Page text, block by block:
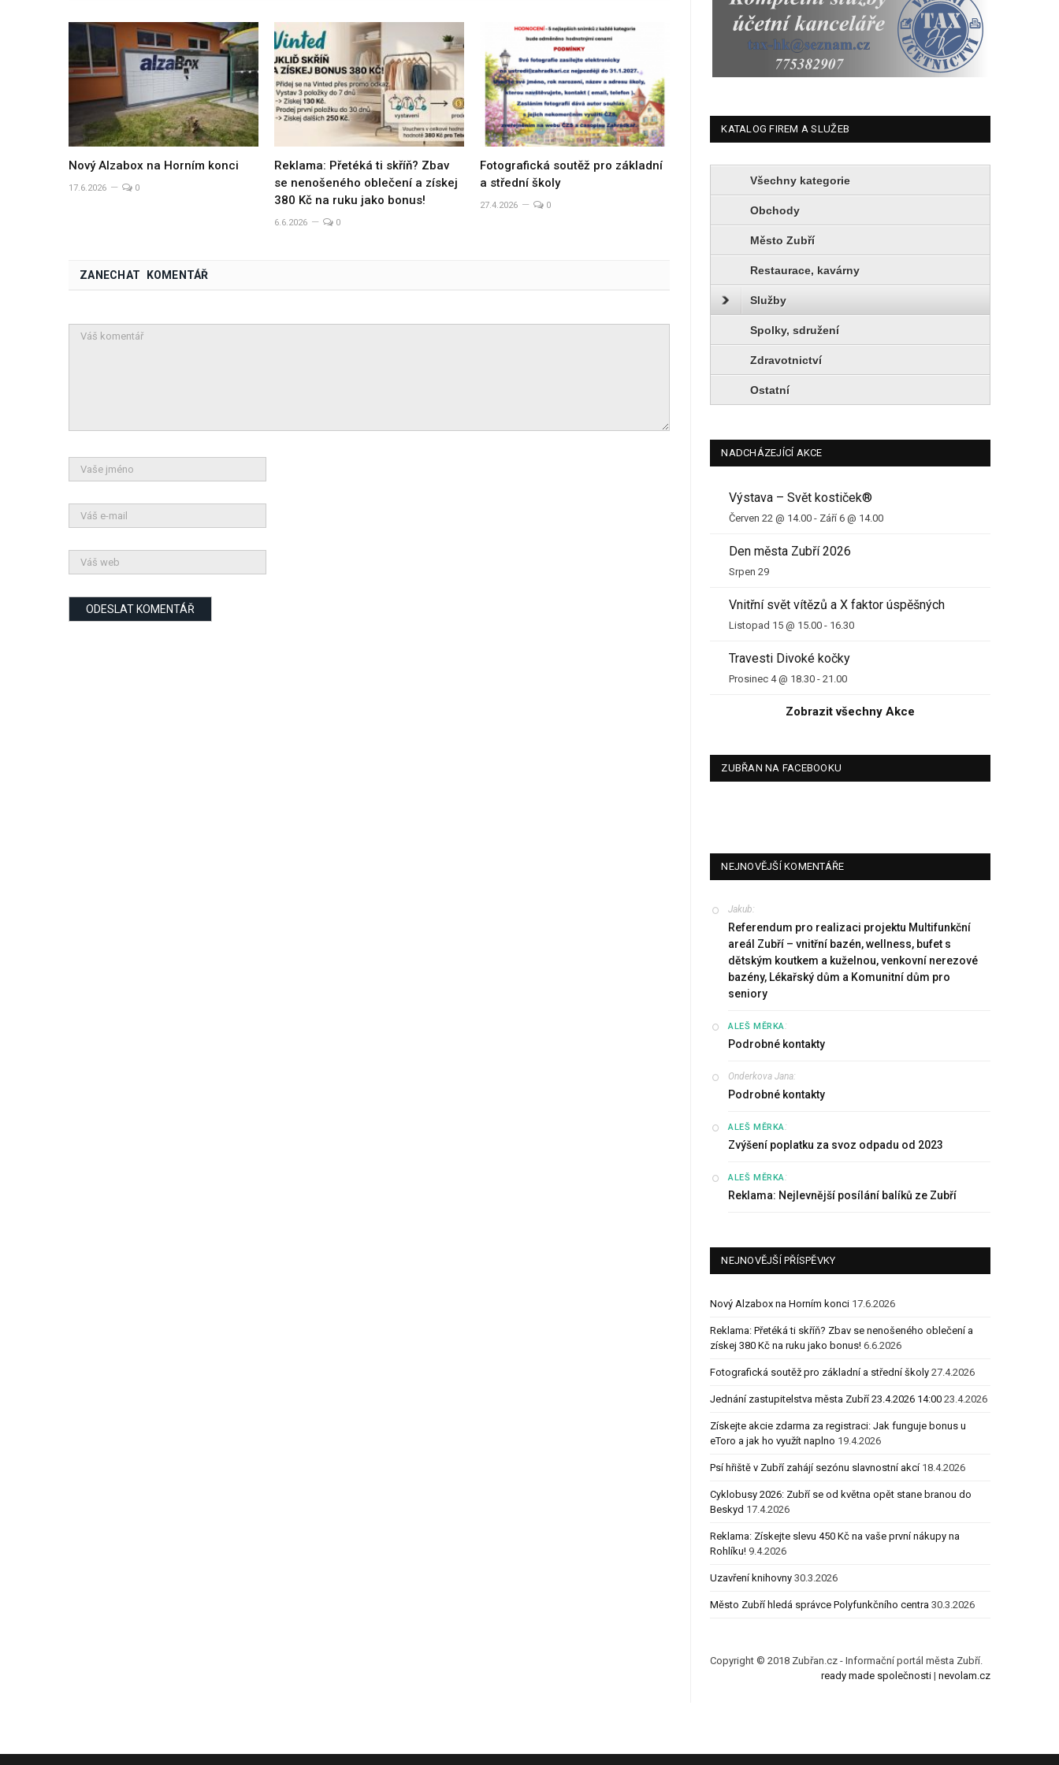
Nový Alzabox na Horním konci
17.6.2026 0
Reklama: Přetéká ti skříň? Zbav
se nenošeného oblečení a získej
380 Kč na ruku jako bonus!
6.6.2026 0
Fotografická soutěž pro základní
a střední školy
27.4.2026 0
ZANECHAT KOMENTÁŘ
KATALOG FIREM A SLUŽEB
Všechny kategorie
Obchody
Město Zubří
Restaurace, kavárny
Služby
Spolky, sdružení
Zdravotnictví
Ostatní
NADCHÁZEJÍCÍ AKCE
Výstava – Svět kostiček®
Červen 22 @ 14.00 - Září 6 @ 14.00
Den města Zubří 2026
Srpen 29
Vnitřní svět vítězů a X faktor úspěšných
Listopad 15 @ 15.00 - 16.30
Travesti Divoké kočky
Prosinec 4 @ 18.30 -21.00
Zobrazit všechny Akce
ZUBŘAN NA FACEBOOKU
NEJNOVĚJŠÍ KOMENTÁŘE
Jakub:
Referendum pro realizaci projektu Multifunkční
areál Zubří – vnitřní bazén, wellness, bufet s
dětským koutkem a kuželnou, venkovní nerezové
bazény, Lékařský dům a Komunitní dům pro
seniory
ALEŠ MĚRKA:
Podrobné kontakty
Onderkova Jana:
Podrobné kontakty
ALEŠ MĚRKA:
Zvýšení poplatku za svoz odpadu od 2023
ALEŠ MĚRKA:
Reklama: Nejlevnější posílání balíků ze Zubří
NEJNOVĚJŠÍ PŘÍSPĚVKY
Nový Alzabox na Horním konci 17.6.2026
Reklama: Přetéká ti skříň? Zbav se nenošeného oblečení a
získej 380 Kč na ruku jako bonus! 6.6.2026
Fotografická soutěž pro základní a střední školy 27.4.2026
Jednání zastupitelstva města Zubří 23.4.2026 14:00 23.4.2026
Získejte akcie zdarma za registraci: Jak funguje bonus u
eToro a jak ho využít naplno 19.4.2026
Psí hřiště v Zubří zahájí sezónu slavnostní akcí 18.4.2026
Cyklobusy 2026: Zubří se od května opět stane branou do
Beskyd 17.4.2026
Reklama: Získejte slevu 450 Kč na vaše první nákupy na
Rohlíku! 9.4.2026
Uzavření knihovny 30.3.2026
Město Zubří hledá správce Polyfunkčního centra 30.3.2026
Copyright © 2018 Zubřan.cz - Informační portál města Zubří.
ready made společnosti| nevolam.cz